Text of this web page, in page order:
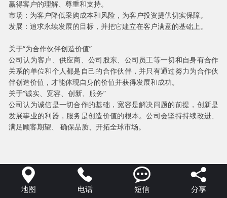
赢得客户的理解、尊重和支持。
市场：为客户降低采购成本和风险，为客户投资提供切实保障。
发展：追求永续发展的目标，并把它建立在客户满意的基础上。
关于“为合作伙伴创造价值”
公司认为客户、供应商、公司股东、公司员工等一切和自身有合作
关系的单位和个人都是自己的合作伙伴，并只有通过努力为合作伙
伴创造价值，才能体现自身的价值并获得发展和成功。
关于“诚实、宽容、创新、服务”
公司认为诚信是一切合作的基础，宽容是解决问题的前提，创新是
发展事业的利器，服务是创造价值的根本。公司会坚持持续改进、
满足顾客期望、 确保品质、开拓全球市场。

地图

电话

短信

分享